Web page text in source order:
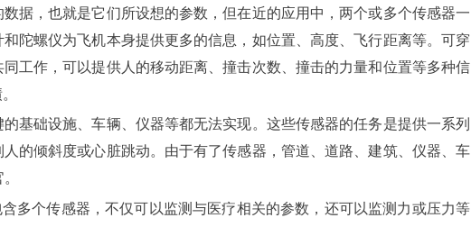
据，也就是它们所设想的参数，但在近的应用中，两个或多个传感器一
陀螺仪为飞机本身提供更多的信息，如位置、高度、飞行距离等。可穿
工作，可以提供人的移动距离、撞击次数、撞击的力量和位置等多种信
基础设施、车辆、仪器等都无法实现。这些传感器的任务是提供一系列
的倾斜度或心脏跳动。由于有了传感器，管道、道路、建筑、仪器、车
多个传感器，不仅可以监测与医疗相关的参数，还可以监测力或压力等